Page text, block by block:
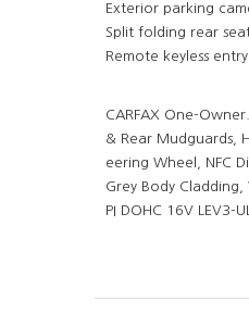
Exterior parking
Split folding rear
Remote keyless entry
CARFAX One-
& Rear Mudguards,
eering Wheel, NFC
Grey Body Cladding,
PI DOHC 16V LEV3-